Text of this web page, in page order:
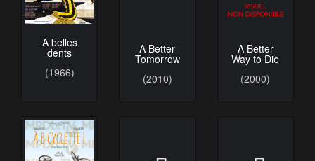
A belles
dents
(1966)
Tomorrow
A Better
Way to Die
(2000)